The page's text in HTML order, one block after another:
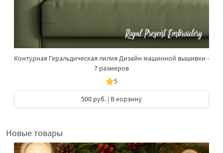
Контурная Геральдическая лилия Дизайн машинной вышивки -
7 размеров
5
500 руб. | В корзину
Новые товары